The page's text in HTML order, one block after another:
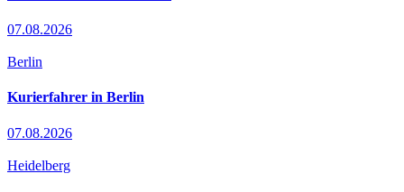
07.08.2026
Berlin
Kurierfahrer in Berlin
07.08.2026
Heidelberg